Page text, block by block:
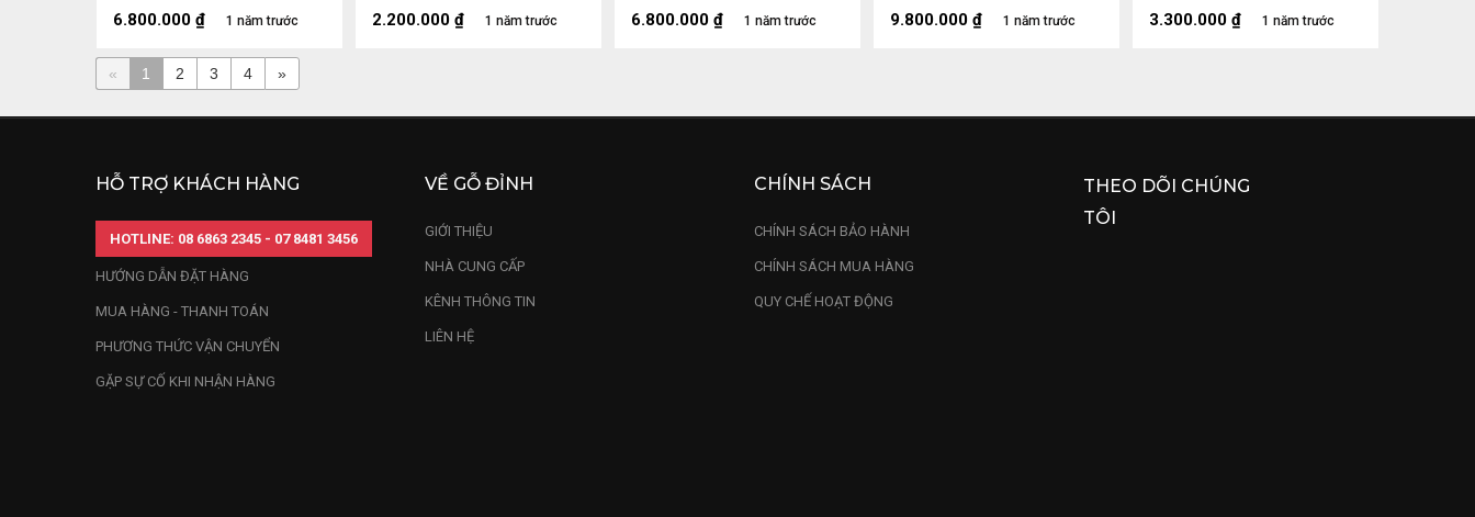
1 năm trước
6.800.000 ₫ 1 năm trước
2.200.000 ₫ 1 năm trước
6.800.000 ₫ 1 năm trước
9.800.000 ₫ 1 năm trước
3.300.000 ₫
« 1 2 3 4 »
HỖ TRỢ KHÁCH HÀNG
HOTLINE: 08 6863 2345 - 07 8481 3456
HƯỚNG DẪN ĐẶT HÀNG
MUA HÀNG - THANH TOÁN
PHƯƠNG THỨC VẬN CHUYỂN
GẶP SỰ CỐ KHI NHẬN HÀNG
VỀ GỖ ĐỈNH
GIỚI THIỆU
NHÀ CUNG CẤP
KÊNH THÔNG TIN
LIÊN HỆ
CHÍNH SÁCH
CHÍNH SÁCH BẢO HÀNH
CHÍNH SÁCH MUA HÀNG
QUY CHẾ HOẠT ĐỘNG
THEO DÕI CHÚNG
TÔI